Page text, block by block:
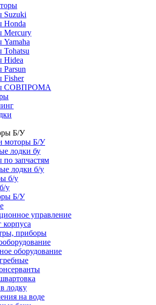
Suzuki
Honda
Mercury
Hidea
Fisher
СОВПРОМА
Б/У
моторы Б/У
лодки бу
запчастям
лодки б/у
б/у
у
Б/У
управление
приборы
оборудование
лодку
на воде